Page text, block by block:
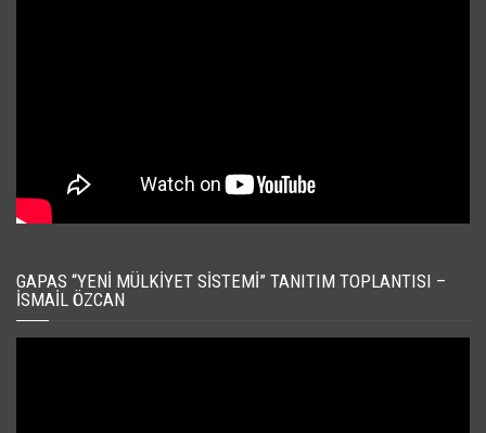
GAPAS “YENI MÜLKIYET SISTEMI” TANITIM TOPLANTISI –
İSMAIL ÖZCAN